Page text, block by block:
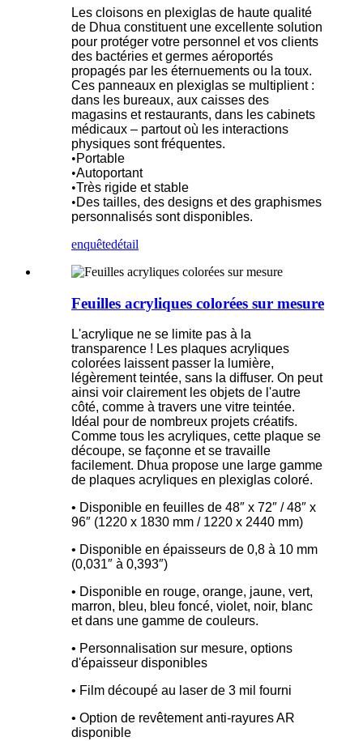
Les cloisons en plexiglas de haute qualité
de Dhua constituent une excellente solution
pour protéger votre personnel et vos clients
des bactéries et germes aéroportés
propagés par les éternuements ou la toux.
Ces panneaux en plexiglas se multiplient :
dans les bureaux, aux caisses des
magasins et restaurants, dans les cabinets
médicaux – partout où les interactions
physiques sont fréquentes.
•Portable
•Autoportant
•Très rigide et stable
•Des tailles, des designs et des graphismes
personnalisés sont disponibles.
enquêtedétail
Feuilles acryliques colorées sur mesure
L'acrylique ne se limite pas à la
transparence ! Les plaques acryliques
colorées laissent passer la lumière,
légèrement teintée, sans la diffuser. On peut
ainsi voir clairement les objets de l'autre
côté, comme à travers une vitre teintée.
Idéal pour de nombreux projets créatifs.
Comme tous les acryliques, cette plaque se
découpe, se façonne et se travaille
facilement. Dhua propose une large gamme
de plaques acryliques en plexiglas coloré.
• Disponible en feuilles de 48″ x 72″ / 48″ x
96″ (1220 x 1830 mm / 1220 x 2440 mm)
• Disponible en épaisseurs de 0,8 à 10 mm
(0,031″ à 0,393″)
• Disponible en rouge, orange, jaune, vert,
marron, bleu, bleu foncé, violet, noir, blanc
et dans une gamme de couleurs.
• Personnalisation sur mesure, options
d'épaisseur disponibles
• Film découpé au laser de 3 mil fourni
• Option de revêtement anti-rayures AR
disponible